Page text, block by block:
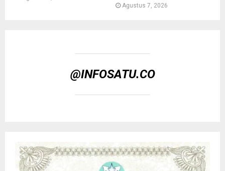
Agustus 7, 2026
@INFOSATU.CO